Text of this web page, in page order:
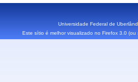
Universidade Federal de
Este sítio é melhor visualizado no Firefox 3.0